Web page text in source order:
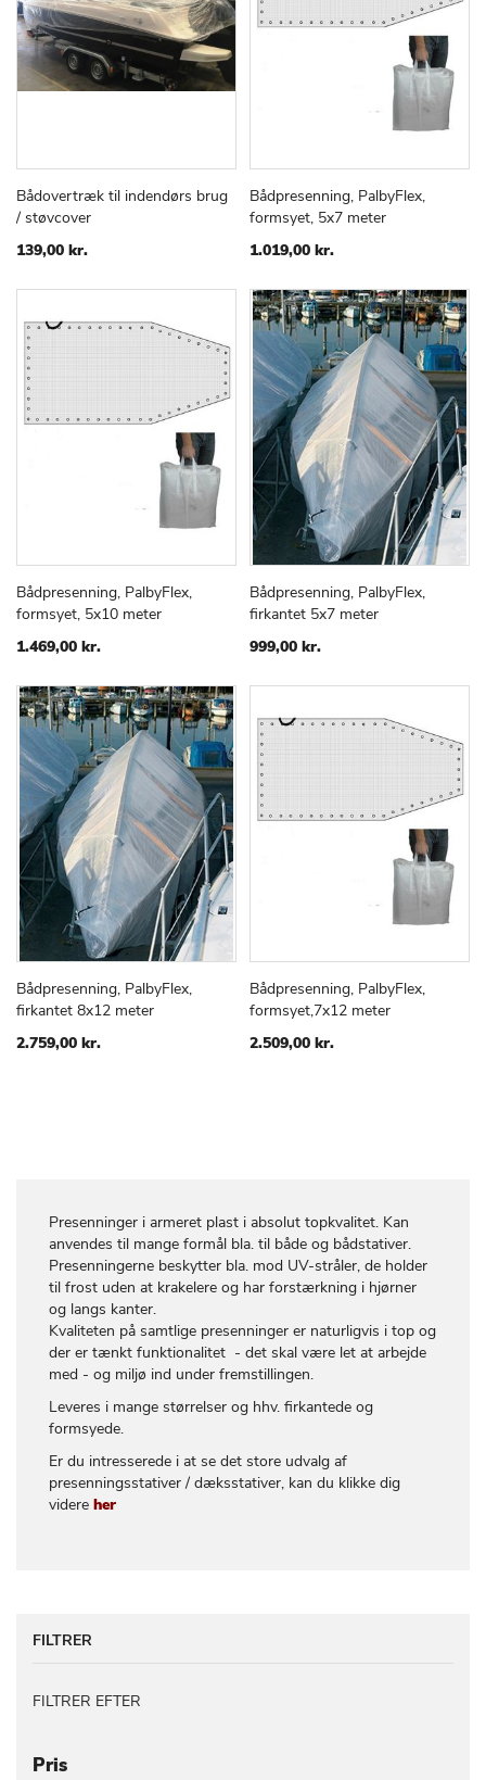
Presenninger i armeret plast i absolut topkvalitet. Kan
anvendes til mange formål bla. til både og bådstativer.
Presenningerne beskytter bla. mod UV-stråler, de holder
til frost uden at krakelere og har forstærkning i hjørner
og langs kanter.
Kvaliteten på samtlige presenninger er naturligvis i top og
der er tænkt funktionalitet - det skal være let at arbejde
med - og miljø ind under fremstillingen.
Leveres i mange størrelser og hhv. firkantede og
formsyede.
Er du intresserede i at se det store udvalg af
presenningsstativer / dæksstativer, kan du klikke dig
videre her
Læg i kurv
TILFØJ
SAMMENLIGN
Bådovertræk til indendørs brug
/ støvcover
139,00 kr.
Læg i kurv
TILFØJ
Bådpresenning, PalbyFlex,
formsyet, 5x7 meter
1.019,00 kr.
Læg i kurv
TILFØJ
TIL
SAMMENLIGN
Bådpresenning, PalbyFlex,
formsyet, 5x10 meter
1.469,00 kr.
Læg i kurv
TILFØJ
Bådpresenning, PalbyFlex,
firkantet 5x7 meter
999,00 kr.
Læg i kurv
TILFØJSAMMENLIGN
Bådpresenning, PalbyFlex,
firkantet 8x12 meter
2.759,00 kr.
Læg i kurv
TILFØJ
Bådpresenning, PalbyFlex,
formsyet,7x12 meter
2.509,00 kr.
FILTRER
FILTRER EFTER
Pris